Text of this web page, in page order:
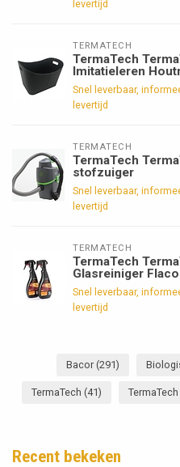
levertijd
TERMATECH
TermaTech
Imitatieleren
Snel leverbaar,
levertijd
TERMATECH
TermaTech
stofzuiger
Snel leverbaar,
levertijd
TERMATECH
TermaTech
Glasreiniger
Snel leverbaar,
levertijd
Bacor (291)
TermaTech (41)
Recent bekeken